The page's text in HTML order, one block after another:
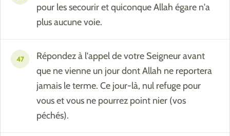
pour les secourir et quiconque Allah égare n'a
plus aucune voie.
47
Répondez à l'appel de votre Seigneur avant
que ne vienne un jour dont Allah ne reportera
jamais le terme. Ce jour-là, nul refuge pour
vous et vous ne pourrez point nier (vos
péchés).